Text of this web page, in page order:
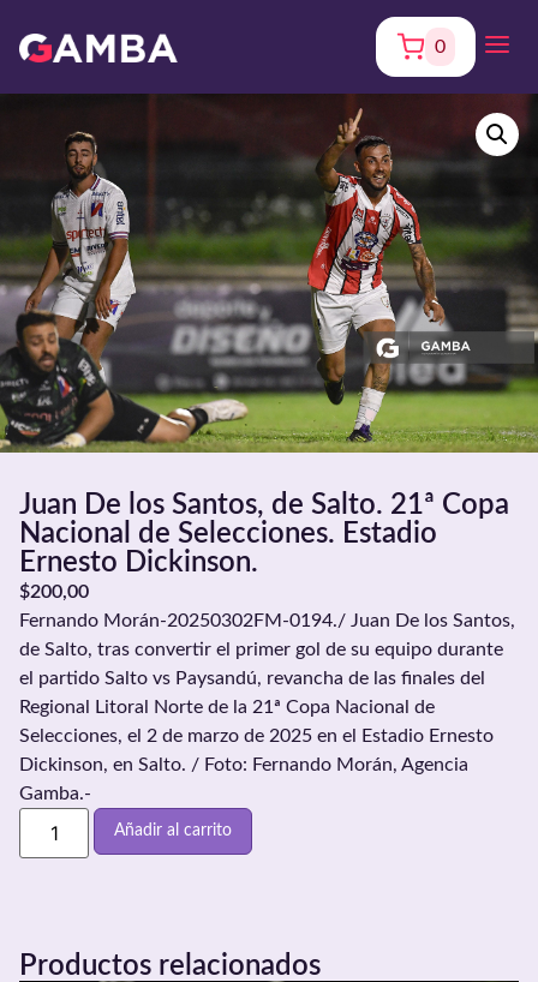
0
Juan De los Santos, de Salto. 21ª Copa
Nacional de Selecciones. Estadio
Ernesto Dickinson.
$200,00
Fernando Morán-20250302FM-0194./ Juan De los Santos,
de Salto, tras convertir el primer gol de su equipo durante
el partido Salto vs Paysandú, revancha de las finales del
Regional Litoral Norte de la 21ª Copa Nacional de
Selecciones, el 2 de marzo de 2025 en el Estadio Ernesto
Dickinson, en Salto. / Foto: Fernando Morán, Agencia
Gamba.-
Añadir al carrito
Productos relacionados